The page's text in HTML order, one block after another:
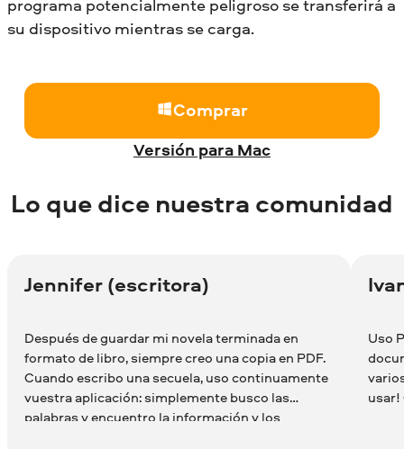
programa potencialmente peligroso se transferirá a
su dispositivo mientras se carga.
Comprar
Versión para Mac
Lo que dice nuestra comunidad
Jennifer (escritora)
Después de guardar mi novela terminada en
formato de libro, siempre creo una copia en PDF.
Cuando escribo una secuela, uso continuamente
vuestra aplicación: simplemente busco las
palabras y encuentro la información y los
Uso
usar!